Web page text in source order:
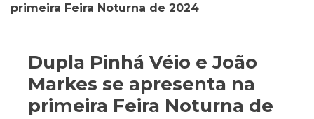
primeira Feira Noturna de 2024
Dupla Pinhá Véio e João
Markes se apresenta na
primeira Feira Noturna de